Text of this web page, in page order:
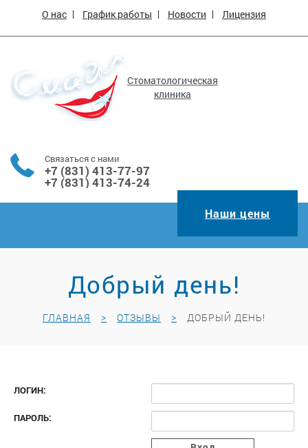
О нас График работы Новости Лицензия
Стоматологическая
клиника
Связаться с нами
+7 (831) 413-77-97
+7 (831) 413-74-24
Наши цены
Добрый день!
ГЛАВНАЯ ОТЗЫВЫ ДОБРЫЙ ДЕНЬ!
ЛОГИН:
ПАРОЛЬ: